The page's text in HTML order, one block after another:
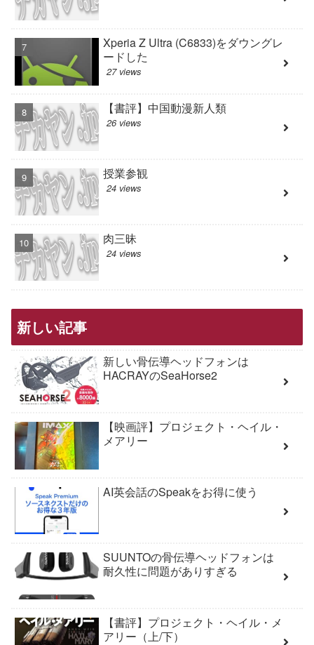
Xperia Z Ultra (C6833)をダウングレ
ードした
27 views
【書評】中国動漫新人類
26 views
授業参観
24 views
肉三昧
24 views
新しい記事
新しい骨伝導ヘッドフォンは
HACRAYのSeaHorse2
【映画評】プロジェクト・ヘイル・
メアリー
AI英会話のSpeakをお得に使う
SUUNTOの骨伝導ヘッドフォンは
耐久性に問題がありすぎる
【書評】プロジェクト・ヘイル・メ
アリー（上/下）